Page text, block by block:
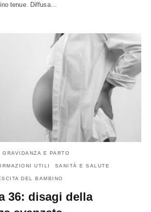
tenue. Diffusa…
E PARTO
UTILI SANITÀ E SALUTE
DEL BAMBINO
36: disagi della